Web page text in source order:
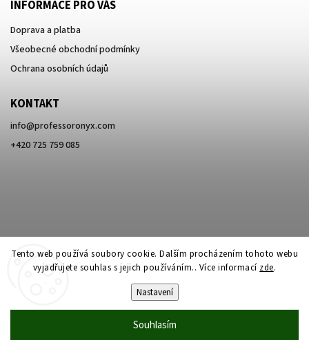
Tento web používá soubory cookie. Dalším procházením tohoto webu
vyjadřujete souhlas s jejich používáním.. Více informací zde.
Nastavení
Souhlasím
INFORMACE PRO VÁS
Doprava a platba
Všeobecné obchodní podmínky
Ochrana osobních údajů
KONTAKT
info@professoronyx.com
+420 725 759 085
Professor Onyx. Všechna práva vyhrazena.